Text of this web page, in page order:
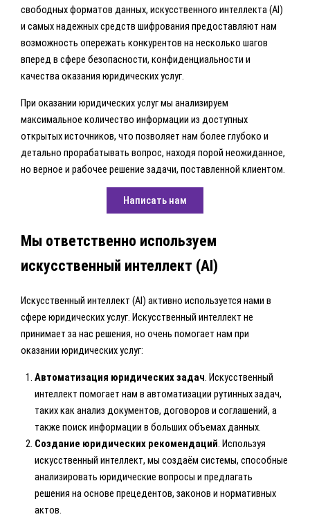
свободных форматов данных, искусственного интеллекта (AI)
и самых надежных средств шифрования предоставляют нам
возможность опережать конкурентов на несколько шагов
вперед в сфере безопасности, конфиденциальности и
качества оказания юридических услуг.
При оказании юридических услуг мы анализируем
максимальное количество информации из доступных
открытых источников, что позволяет нам более глубоко и
детально прорабатывать вопрос, находя порой неожиданное,
но верное и рабочее решение задачи, поставленной клиентом.
Написать нам
Мы ответственно используем
искусственный интеллект (AI)
Искусственный интеллект (AI) активно используется нами в
сфере юридических услуг. Искусственный интеллект не
принимает за нас решения, но очень помогает нам при
оказании юридических услуг:
Автоматизация юридических задач . Искусственный
интеллект помогает нам в автоматизации рутинных задач,
таких как анализ документов, договоров и соглашений, а
также поиск информации в больших объемах данных.
Создание юридических рекомендаций . Используя
искусственный интеллект, мы создаём системы, способные
анализировать юридические вопросы и предлагать
решения на основе прецедентов, законов и нормативных
актов.